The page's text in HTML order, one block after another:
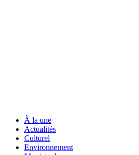
À la une
Actualités
Culturel
Environnement